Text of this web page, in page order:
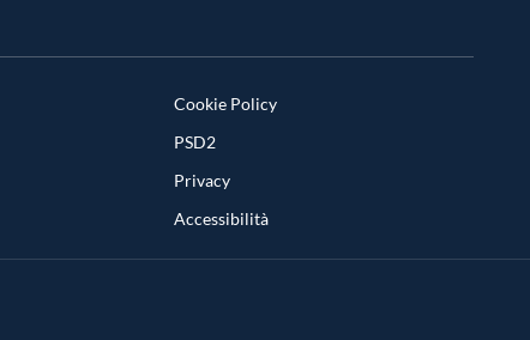
Cookie Policy
PSD2
Privacy
Accessibilità